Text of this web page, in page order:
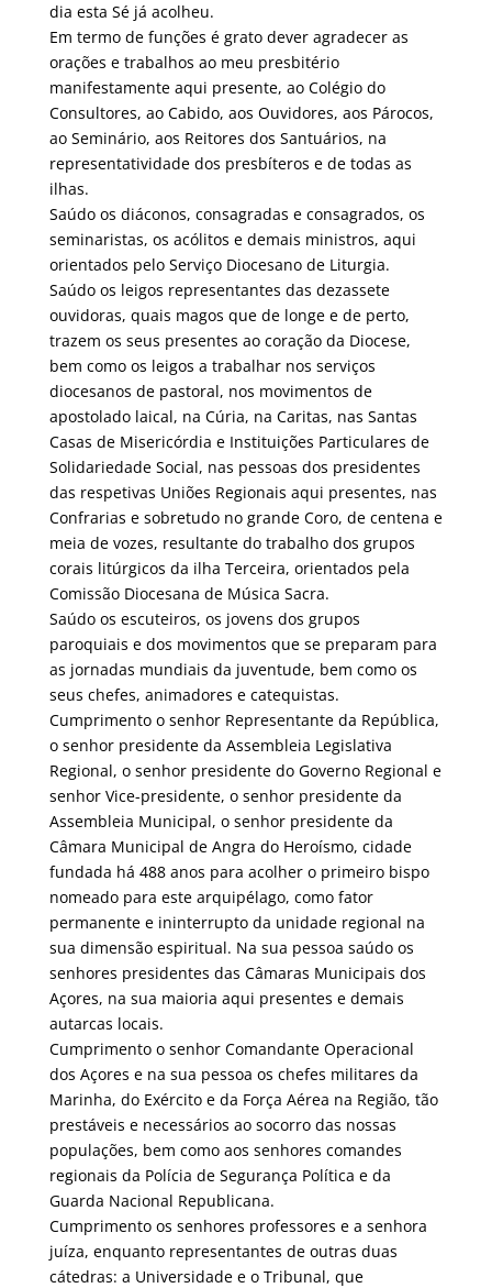
dia esta Sé já acolheu.
Em termo de funções é grato dever agradecer as
orações e trabalhos ao meu presbitério
manifestamente aqui presente, ao Colégio do
Consultores, ao Cabido, aos Ouvidores, aos Párocos,
ao Seminário, aos Reitores dos Santuários, na
representatividade dos presbíteros e de todas as
ilhas.
Saúdo os diáconos, consagradas e consagrados, os
seminaristas, os acólitos e demais ministros, aqui
orientados pelo Serviço Diocesano de Liturgia.
Saúdo os leigos representantes das dezassete
ouvidoras, quais magos que de longe e de perto,
trazem os seus presentes ao coração da Diocese,
bem como os leigos a trabalhar nos serviços
diocesanos de pastoral, nos movimentos de
apostolado laical, na Cúria, na Caritas, nas Santas
Casas de Misericórdia e Instituições Particulares de
Solidariedade Social, nas pessoas dos presidentes
das respetivas Uniões Regionais aqui presentes, nas
Confrarias e sobretudo no grande Coro, de centena e
meia de vozes, resultante do trabalho dos grupos
corais litúrgicos da ilha Terceira, orientados pela
Comissão Diocesana de Música Sacra.
Saúdo os escuteiros, os jovens dos grupos
paroquiais e dos movimentos que se preparam para
as jornadas mundiais da juventude, bem como os
seus chefes, animadores e catequistas.
Cumprimento o senhor Representante da República,
o senhor presidente da Assembleia Legislativa
Regional, o senhor presidente do Governo Regional e
senhor Vice-presidente, o senhor presidente da
Assembleia Municipal, o senhor presidente da
Câmara Municipal de Angra do Heroísmo, cidade
fundada há 488 anos para acolher o primeiro bispo
nomeado para este arquipélago, como fator
permanente e ininterrupto da unidade regional na
sua dimensão espiritual. Na sua pessoa saúdo os
senhores presidentes das Câmaras Municipais dos
Açores, na sua maioria aqui presentes e demais
autarcas locais.
Cumprimento o senhor Comandante Operacional
dos Açores e na sua pessoa os chefes militares da
Marinha, do Exército e da Força Aérea na Região, tão
prestáveis e necessários ao socorro das nossas
populações, bem como aos senhores comandes
regionais da Polícia de Segurança Política e da
Guarda Nacional Republicana.
Cumprimento os senhores professores e a senhora
juíza, enquanto representantes de outras duas
cátedras: a Universidade e o Tribunal, que